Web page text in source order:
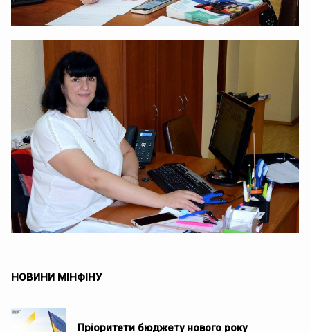
НОВИНИ МІНФІНУ
Пріоритети бюджету нового року